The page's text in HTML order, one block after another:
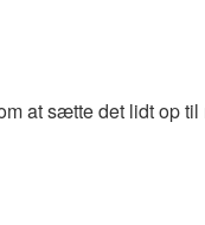
at sætte det lidt op